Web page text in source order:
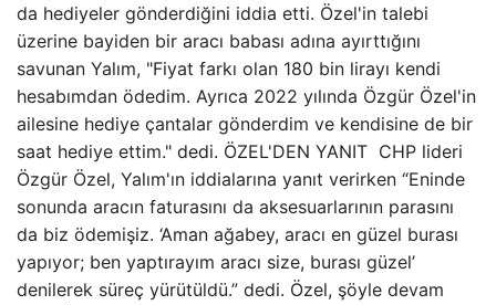
da hediyeler gönderdiğini iddia etti. Özel'in talebi
üzerine bayiden bir aracı babası adına ayırttığını
savunan Yalım, "Fiyat farkı olan 180 bin lirayı kendi
hesabımdan ödedim. Ayrıca 2022 yılında Özgür Özel'in
ailesine hediye çantalar gönderdim ve kendisine de bir
saat hediye ettim." dedi. ÖZEL'DEN YANIT CHP lideri
Özgür Özel, Yalım'ın iddialarına yanıt verirken “Eninde
sonunda aracın faturasını da aksesuarlarının parasını
da biz ödemişiz. ‘Aman ağabey, aracı en güzel burası
yapıyor; ben yaptırayım aracı size, burası güzel’
denilerek süreç yürütüldü.” dedi. Özel, şöyle devam